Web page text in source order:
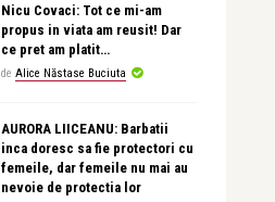
Nicu Covaci: Tot ce mi-am
propus in viata am reusit! Dar
ce pret am platit…
de Alice Năstase Buciuta
AURORA LIICEANU: Barbatii
inca doresc sa fie protectori cu
femeile, dar femeile nu mai au
nevoie de protectia lor